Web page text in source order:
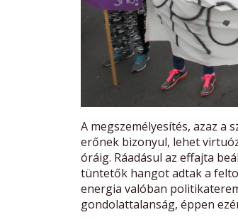
A megszemélyesítés, azaz
erőnek bizonyul, lehet
óráig. Ráadásul az effajta
tüntetők hangot adtak a
energia valóban
gondolattalanság, éppen